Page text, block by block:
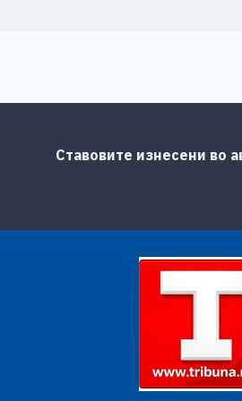
Ставовите изнесени во